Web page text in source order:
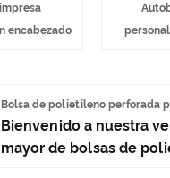
encabezado
Bolsa de polietileno perforada
Bienvenido a nuestra
mayor de bolsas de